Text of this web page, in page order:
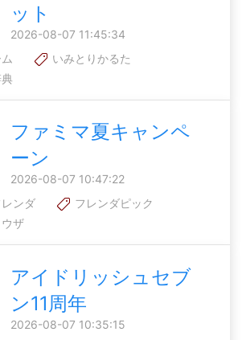
ット
2026-08-07 11:45:34
いみとりかるた
ファミマ夏キャンペ
ーン
2026-08-07 10:47:22
ンダ
フレンダピック
ウザ
アイドリッシュセブ
ン11周年
2026-08-07 10:35:15